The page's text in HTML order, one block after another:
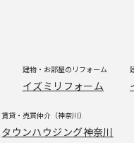
建物・お部屋のリフォーム
イズミリフォーム
賃貸・売買仲介（神奈川）
タウンハウジング神奈川